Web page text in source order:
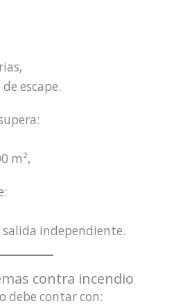
escape.
m²,
independiente.
contra incendio
debe contar con: